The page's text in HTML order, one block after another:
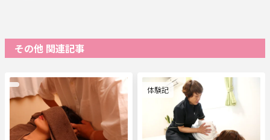
その他 関連記事
体験記